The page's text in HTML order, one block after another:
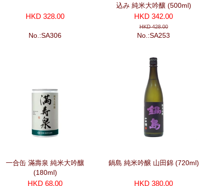
HKD 328.00
No.:SA306
込み 純米大吟釀 (500ml)
HKD 342.00
HKD 428.00
No.:SA253
一合缶 滿壽泉 純米大吟釀
(180ml)
HKD 68.00
鍋島 純米吟醸 山田錦 (720ml)
HKD 380.00